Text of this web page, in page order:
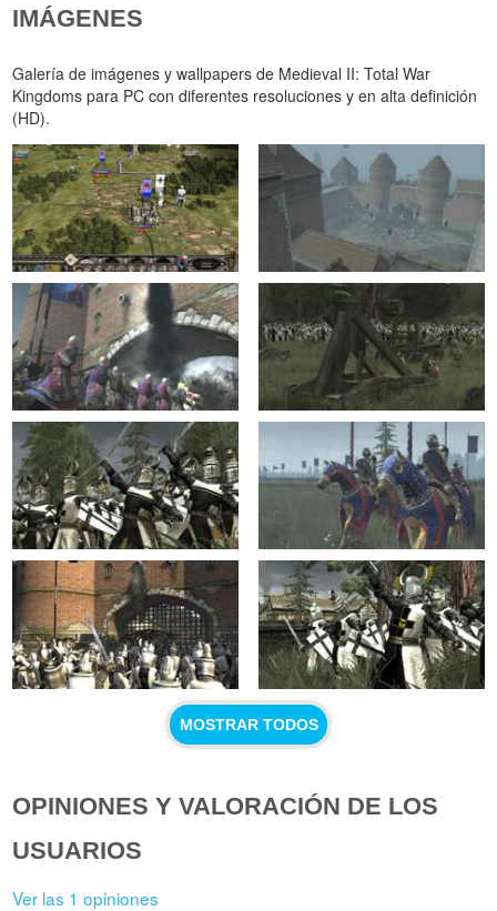
IMÁGENES
Galería de imágenes y wallpapers de Medieval II: Total War
Kingdoms para PC con diferentes resoluciones y en alta definición
(HD).
MOSTRAR TODOS
OPINIONES Y VALORACIÓN DE LOS
USUARIOS
Ver las 1 opiniones